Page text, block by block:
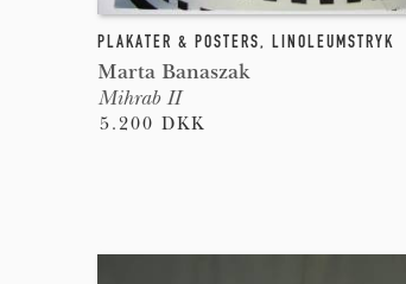
PLAKATER & POSTERS, LINOLEUMSTRYK
Marta Banaszak
Mihrab II
5.200 DKK